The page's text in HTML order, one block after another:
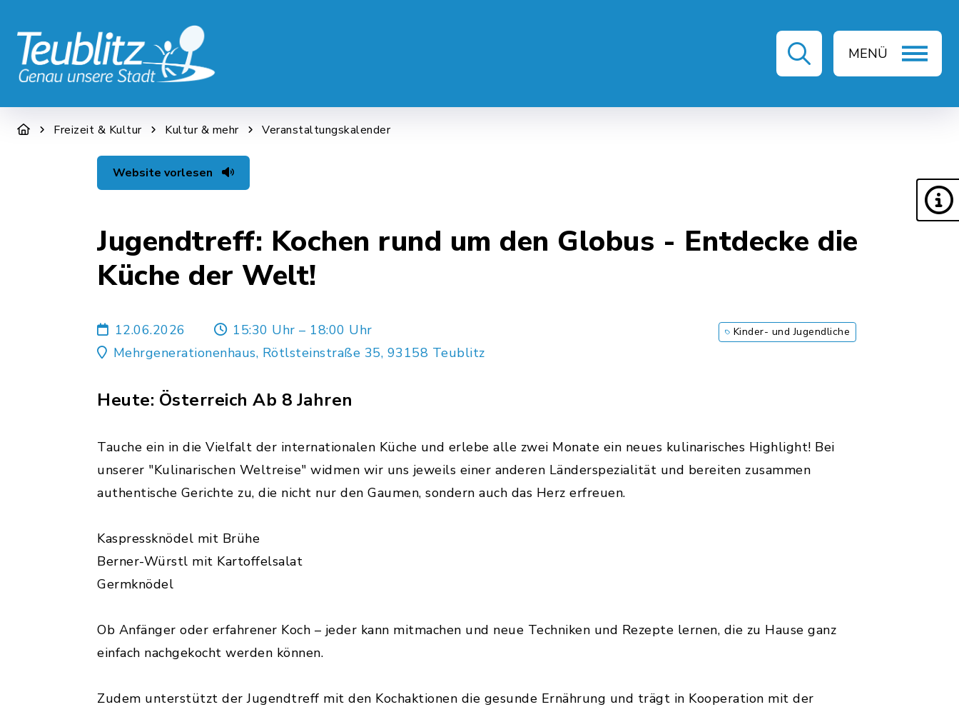
MENÜ
STADT & WIRTSCHAFT RATHAUS & SERVICE LEBEN & ALLTAG FREIZEIT & KULTUR
Freizeit & Kultur Kultur & mehr Veranstaltungskalender
Website vorlesen
Jugendtreff: Kochen rund um den Globus - Entdecke die
Küche der Welt!
12.06.2026
15:30 Uhr – 18:00 Uhr
Mehrgenerationenhaus, Rötlsteinstraße 35, 93158 Teublitz
Kinder- und Jugendliche
Heute: Österreich Ab 8 Jahren
Tauche ein in die Vielfalt der internationalen Küche und erlebe alle zwei Monate ein neues kulinarisches Highlight! Bei
unserer "Kulinarischen Weltreise" widmen wir uns jeweils einer anderen Länderspezialität und bereiten zusammen
authentische Gerichte zu, die nicht nur den Gaumen, sondern auch das Herz erfreuen.
Kaspressknödel mit Brühe
Berner-Würstl mit Kartoffelsalat
Germknödel
Ob Anfänger oder erfahrener Koch – jeder kann mitmachen und neue Techniken und Rezepte lernen, die zu Hause ganz
einfach nachgekocht werden können.
Zudem unterstützt der Jugendtreff mit den Kochaktionen die gesunde Ernährung und trägt in Kooperation mit der